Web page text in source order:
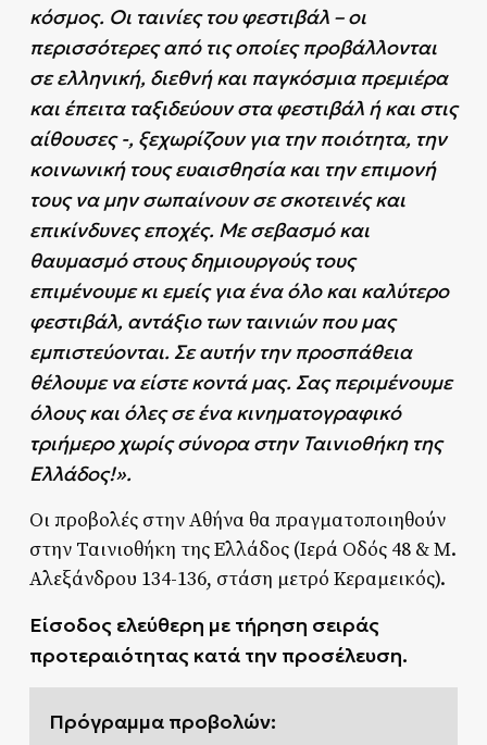
κόσμος. Οι ταινίες του φεστιβάλ – οι
περισσότερες από τις οποίες προβάλλονται
σε ελληνική, διεθνή και παγκόσμια πρεμιέρα
και έπειτα ταξιδεύουν στα φεστιβάλ ή και στις
αίθουσες -, ξεχωρίζουν για την ποιότητα, την
κοινωνική τους ευαισθησία και την επιμονή
τους να μην σωπαίνουν σε σκοτεινές και
επικίνδυνες εποχές. Με σεβασμό και
θαυμασμό στους δημιουργούς τους
επιμένουμε κι εμείς για ένα όλο και καλύτερο
φεστιβάλ, αντάξιο των ταινιών που μας
εμπιστεύονται. Σε αυτήν την προσπάθεια
θέλουμε να είστε κοντά μας. Σας περιμένουμε
όλους και όλες σε ένα κινηματογραφικό
τριήμερο χωρίς σύνορα στην Ταινιοθήκη της
Ελλάδος!».
Οι προβολές στην Αθήνα θα πραγματοποιηθούν
στην Ταινιοθήκη της Ελλάδος (Ιερά Οδός 48 & Μ.
Αλεξάνδρου 134-136, στάση μετρό Κεραμεικός).
Είσοδος ελεύθερη με τήρηση σειράς
προτεραιότητας κατά την προσέλευση.
Πρόγραμμα προβολών: